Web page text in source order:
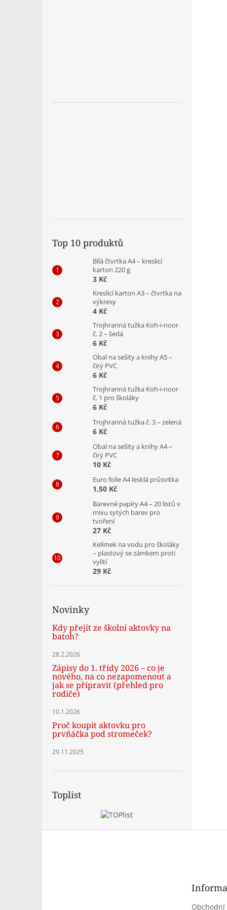
Top 10 produktů
Bílá čtvrtka A4 – kreslicí
karton 220 g
3 Kč
Kreslicí karton A3 – čtvrtka na
výkresy
4 Kč
Trojhranná tužka Koh-i-noor
č. 2 – šedá
6 Kč
Obal na sešity a knihy A5 –
čirý PVC
6 Kč
Trojhranná tužka Koh-i-noor
č. 1 pro školáky
6 Kč
Trojhranná tužka č. 3 – zelená
6 Kč
Obal na sešity a knihy A4 –
čirý PVC
10 Kč
Euro folie A4 lesklá průsvitka
1,50 Kč
Barevné papíry A4 – 20 listů v
mixu sytých barev pro
tvoření
27 Kč
Kelímek na vodu pro školáky
– plastový se zámkem proti
vylití
29 Kč
Novinky
Kdy přejít ze školní aktovky na
batoh?
28.2.2026
Zápisy do 1. třídy 2026 – co je
nového, na co nezapomenout a
jak se připravit (přehled pro
rodiče)
10.1.2026
Proč koupit aktovku pro
prvňáčka pod stromeček?
29.11.2025
Toplist